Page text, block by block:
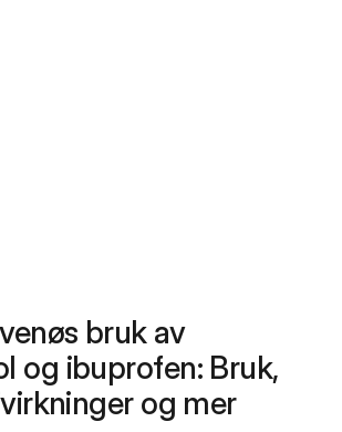
bruk av
og ibuprofen: Bruk,
og mer